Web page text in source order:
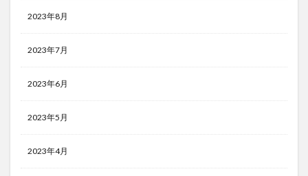
2023年8月
2023年7月
2023年6月
2023年5月
2023年4月